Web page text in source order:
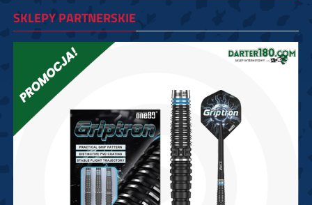
SKLEPY PARTNERSKIE